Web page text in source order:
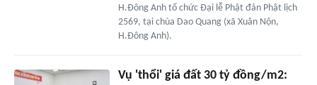
H.Đông Anh tổ chức Đại lễ Phật đản Phật lịch
2569, tại chùa Dao Quang (xã Xuân Nộn,
H.Đông Anh).
Vụ 'thổi' giá đất 30 tỷ đồng/m2: